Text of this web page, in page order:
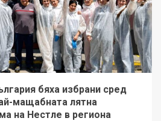
бяха избрани сред
мащабната лятна
на Нестле в региона